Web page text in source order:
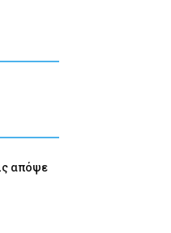
απόψε